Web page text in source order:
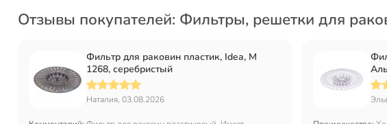
Отзывы покупателей: Фильтры, решетки для
Фильтр для раковин пластик, Idea, М
1268, серебристый
Наталия, 03.08.2026